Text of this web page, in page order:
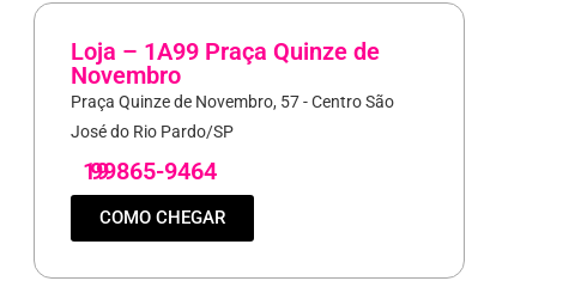
Loja – 1A99 Praça Quinze de
Novembro
Praça Quinze de Novembro, 57 - Centro São
José do Rio Pardo/SP
19
99865-9464
COMO CHEGAR